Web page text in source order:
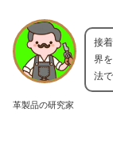
革製品の研究家
接
界
法で